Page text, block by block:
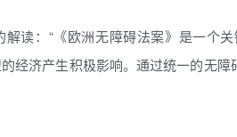
解读：“《欧洲无障碍法案》是一个
经济产生积极影响。通过统一的无